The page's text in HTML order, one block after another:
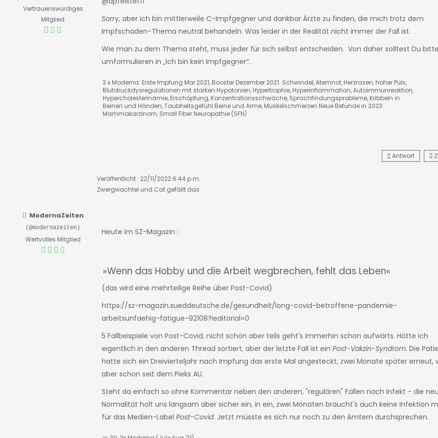
Vertrauenswürdiges
Mitglied
Sorry, aber ich bin mittlerweile C-Impfgegner und dankbar Ärzte zu finden, die mich trotz dem
Impfschaden-Thema neutral behandeln. Was leider in der Realität nicht immer der Fall ist.
Wie man zu dem Thema steht, muss jeder für sich selbst entscheiden. Von daher solltest Du bitte
umformulieren in „Ich bin kein Impfgegner“.
3 x Moderna. Erste Impfung Mai 2021, Booster Dezember 2021. Schwindel, Atemnot, Herzrasen, hoher Puls,
Blutdruckdysregulationen mit starken Hypotonien, Hypertrophie, Hyperinflammation, Autoimmunreaktion,
Hypercholesterinämie, Erschöpfung, Konzentrationsschwäche, Sprachfindungsprobleme, Kribbeln in
Beinen und Händen, Taubheitsgefühl Beine und Arme, Muskelschmerzen.Neue Befunde in 2023:
Mammakarzinom, Small Fiber Neuropathie (SFN)
Antwort
Veröffentlicht : 22/11/2022 6:44 p.m.
Zwergwachtel und Cat gefällt das
ModernaZeiten
(@modernazeiten)
Wertvolles Mitglied
Heute im SZ-Magazin :
»Wenn das Hobby und die Arbeit wegbrechen, fehlt das Leben«
(das wird eine mehrteilige Reihe über Post-Covid)
https://sz-magazin.sueddeutsche.de/gesundheit/long-covid-betroffene-pandemie-
arbeitsunfaehig-fatigue-92108?ieditorial=0
5 Fallbeispiele von Post-Covid, nicht schön aber teils geht's immerhin schon aufwärts. Hätte ich
eigentlich in den anderen Thread sortiert, aber der letzte Fall ist ein Post-Vakzin-Syndrom. Die
hatte sich ein Dreivierteljahr nach Impfung das erste Mal angesteckt, zwei Monate später erneut,
aber schon seit dem Pieks AU.
Steht da einfach so ohne Kommentar neben den anderen, "regulären" Fällen nach Infekt - die
Normalität holt uns langsam aber sicher ein, in ein, zwei Monaten braucht's auch keine Infektion
für das Medien-Label Post-Covid. Jetzt müsste es sich nur noch zu den Ämtern durchsprechen.